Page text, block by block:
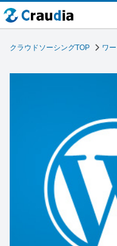
クラウドソーシングTOP ワ